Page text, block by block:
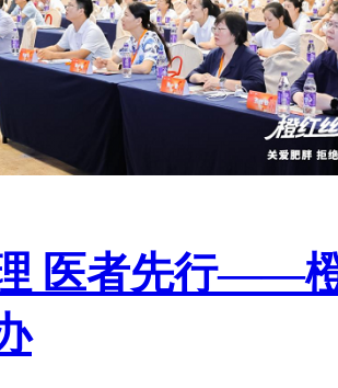
医者先行——